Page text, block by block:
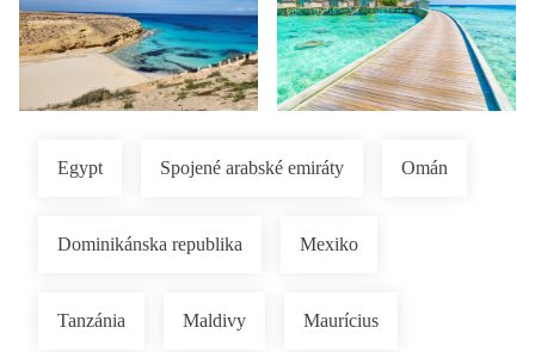
Egypt Spojené arabské emiráty Omán
Dominikánska republika Mexiko
Tanzánia Maldivy Maurícius